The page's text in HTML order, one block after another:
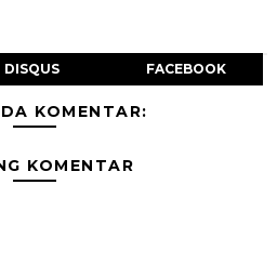
DISQUS FACEBOOK
KOMENTAR:
KOMENTAR